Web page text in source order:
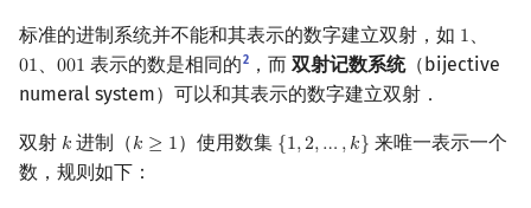
标准的进制系统并不能和其表示的数字建立双射，如 1
1、
01
01、 001
001 表示的数是相同的2 ，而双射记数系统（bijective
numeral system）可以和其表示的数字建立双射．
双射 𝑘
k 进制（𝑘 ≥ 1
k ≥1 ）使用数集 {1,2,… ,𝑘}
{1,2,…,k }
来唯一表示一个
数，规则如下：